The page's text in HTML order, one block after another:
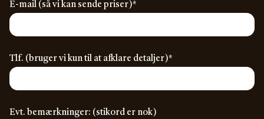
E-mail (så vi kan sende priser)*
Tlf. (bruger vi kun til at afklare detaljer)*
Evt. bemærkninger: (stikord er nok)